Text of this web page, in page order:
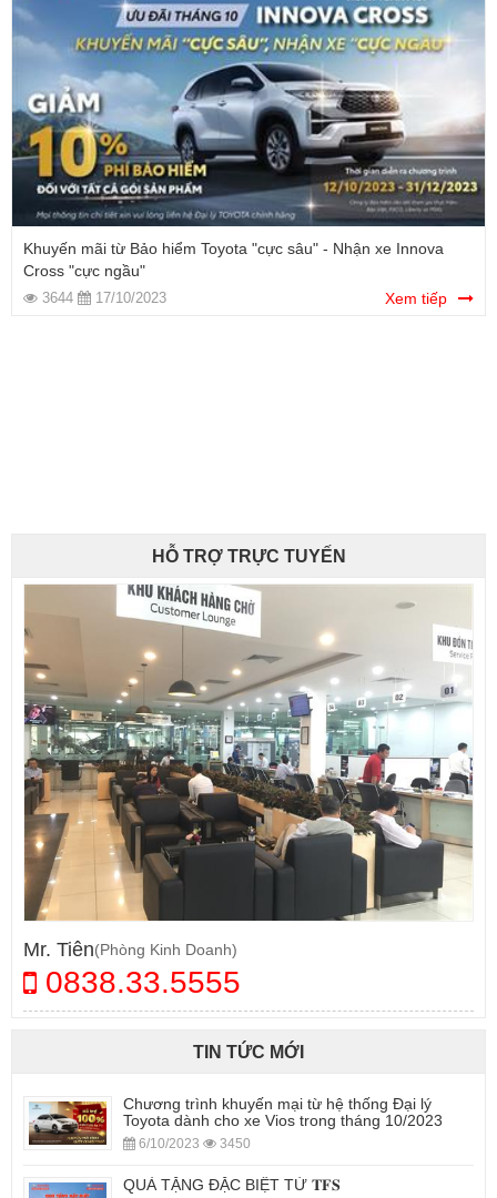
Khuyến mãi từ Bảo hiểm Toyota "cực sâu" - Nhận xe Innova
Cross "cực ngầu"
3644 17/10/2023 Xem tiếp
HỖ TRỢ TRỰC TUYẾN
Mr. Tiên(Phòng Kinh Doanh)
0838.33.5555
TIN TỨC MỚI
Chương trình khuyến mại từ hệ thống Đại lý
Toyota dành cho xe Vios trong tháng 10/2023
6/10/2023 3450
QUÀ TẶNG ĐẶC BIỆT TỪ 𝐓𝐅𝐒